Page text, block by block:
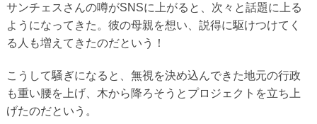
サンチェスさんの噂がSNSに上がると、次々と話題に上る
ようになってきた。彼の母親を想い、説得に駆けつけてく
る人も増えてきたのだという！
こうして騒ぎになると、無視を決め込んできた地元の行政
も重い腰を上げ、木から降ろそうとプロジェクトを立ち上
げたのだという。